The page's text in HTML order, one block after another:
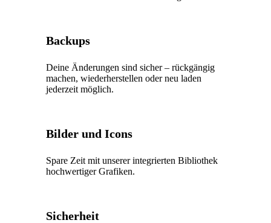
Backups
Deine Änderungen sind sicher – rückgängig
machen, wiederherstellen oder neu laden
jederzeit möglich.
Bilder und Icons
Spare Zeit mit unserer integrierten Bibliothek
hochwertiger Grafiken.
Sicherheit